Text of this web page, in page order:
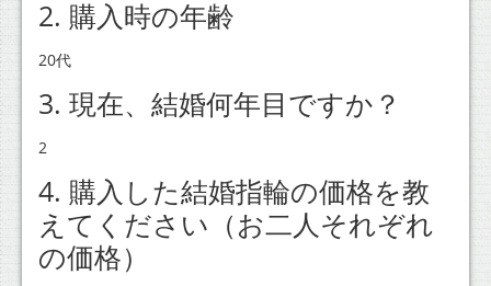
2. 購入時の年齢
20代
3. 現在、結婚何年目ですか？
2
4. 購入した結婚指輪の価格を教
えてください（お二人それぞれ
の価格）